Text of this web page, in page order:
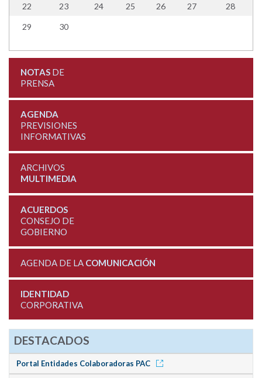
22 23 24 25 26 27 28
29 30
NOTASDE
PRENSA
AGENDA
PREVISIONES
INFORMATIVAS
ARCHIVOS
MULTIMEDIA
ACUERDOS
CONSEJO DE
GOBIERNO
AGENDA DE LA COMUNICACIÓN
IDENTIDAD
CORPORATIVA
DESTACADOS
Portal Entidades Colaboradoras PAC